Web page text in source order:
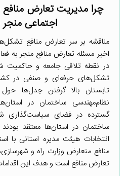
چرا مدیریت تعارض منافع
اجتماعی
مناقشه بر سر تعارض منافع
اخیر مسئله تعارض منافع منجر به
در نقطه تلاقی جامعه و حاکمیت
تشکل‌های حرفه‌ای و صنفی در کشور
تابستان بالا گرفتن جدل‌ها
نظام‌مهندسی ساختمان در
گسترده در فضای سیاست‌گذاری
ساختمان در استان‌ها معتقد
انتخابات هیئت مدیره استانی با
منافع متعارض وزارت راه و
تعارض منافع است و هدف این